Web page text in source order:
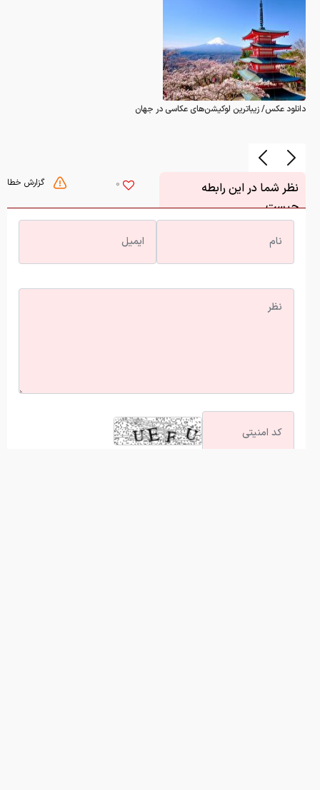
دانلود عکس/ زیباترین لوکیشن‌های عکاسی در جهان
گزارش خطا 0
نظر شما در این رابطه
چیست